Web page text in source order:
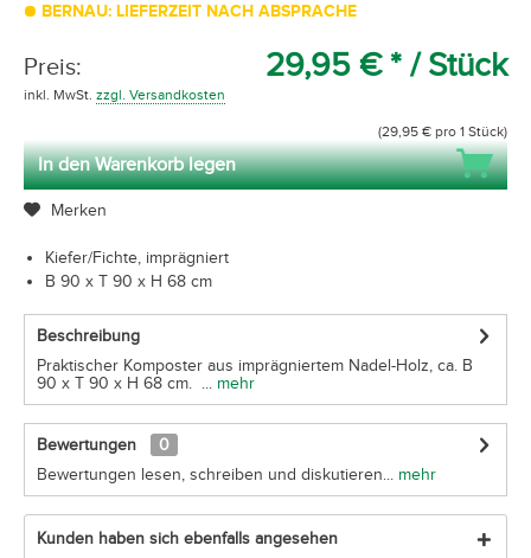
BERNAU: LIEFERZEIT NACH ABSPRACHE
Preis: 29,95 € * / Stück
inkl. MwSt. zzgl. Versandkosten
(29,95 € pro 1 Stück)
In den Warenkorb legen
Merken
Kiefer/Fichte, imprägniert
B 90 x T 90 x H 68 cm
Beschreibung
Praktischer Komposter aus imprägniertem Nadel-Holz, ca. B
90 x T 90 x H 68 cm. ... mehr
Bewertungen
0
Bewertungen lesen, schreiben und diskutieren... mehr
Kunden haben sich ebenfalls angesehen